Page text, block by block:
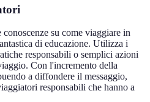
su come viaggiare in
di educazione. Utilizza i
responsabili o semplici azioni
Con l'incremento della
a diffondere il messaggio,
responsabili che hanno a